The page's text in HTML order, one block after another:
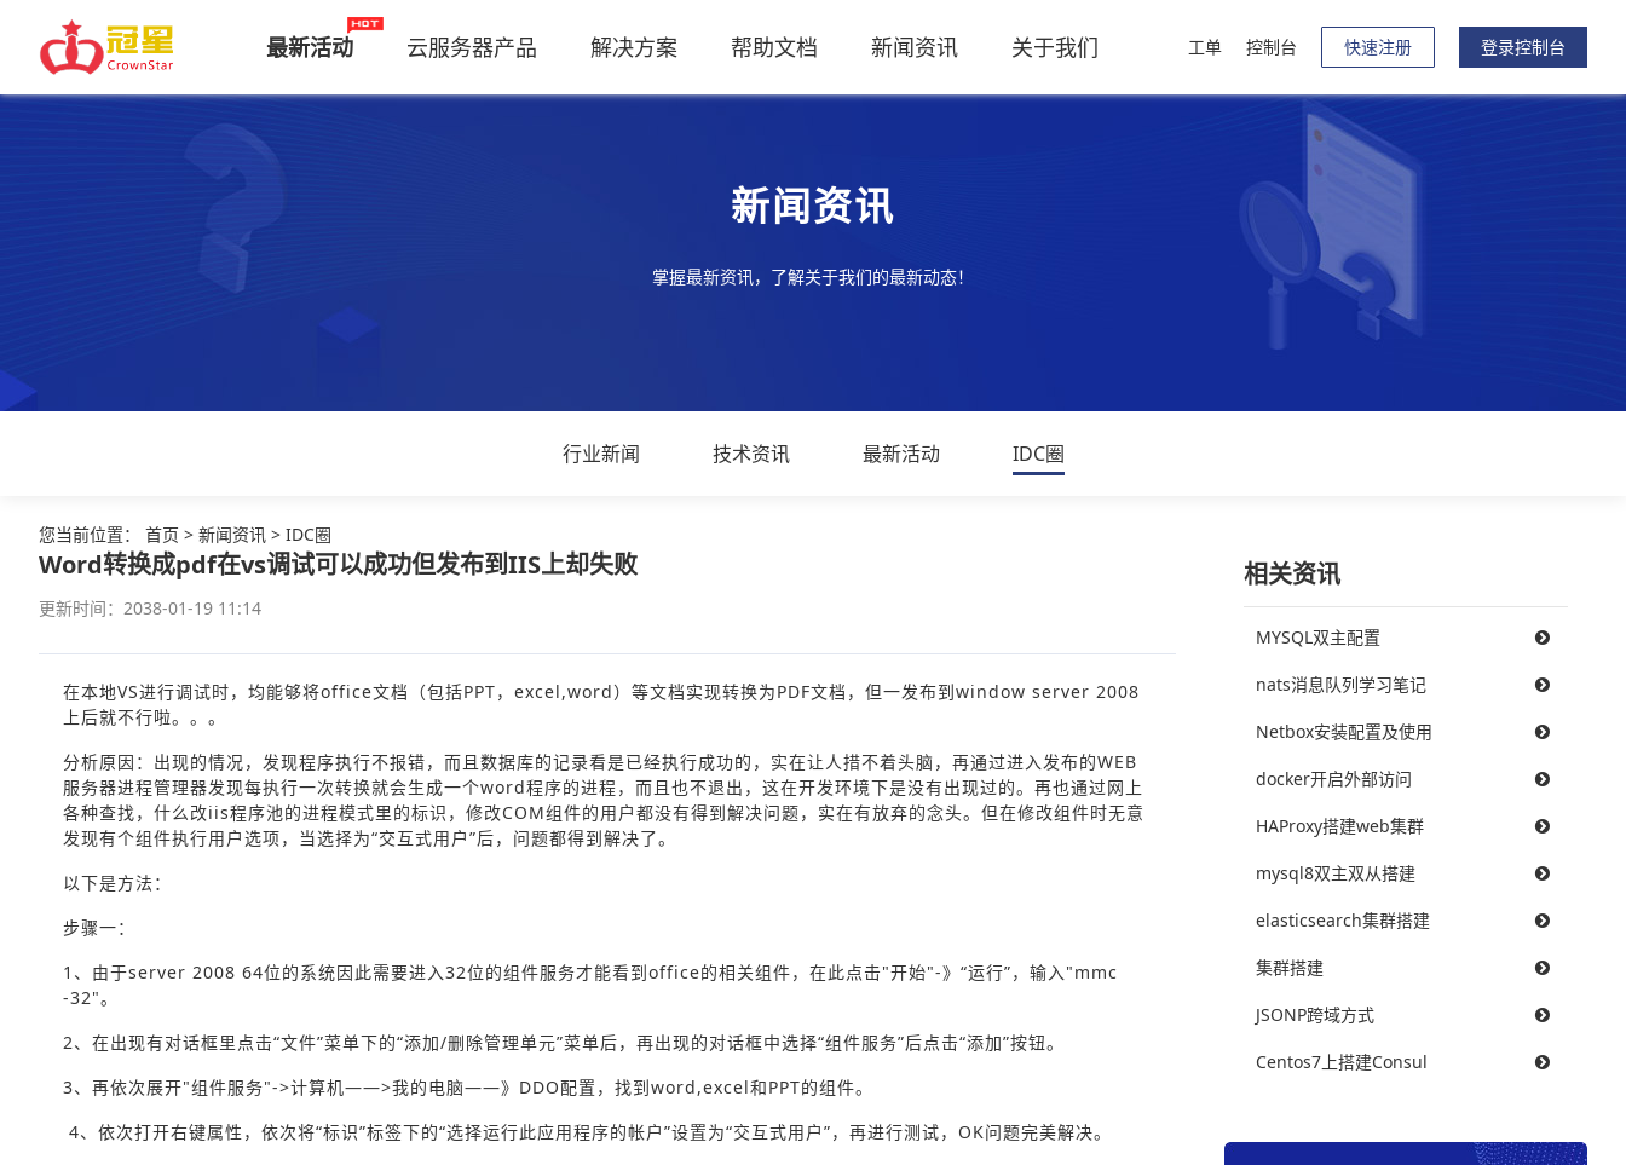
最新活动 云服务器产品 解决方案 帮助文档 新闻资讯 关于我们 工单 控制台 快速注册 登录控制台
新闻资讯
掌握最新资讯，了解关于我们的最新动态！
行业新闻 技术资讯 最新活动 IDC圈
您当前位置： 首页 > 新闻资讯 > IDC圈
Word转换成pdf在vs调试可以成功但发布到IIS上却失败
更新时间：2038-01-19 11:14
在本地VS进行调试时，均能够将office文档（包括PPT，excel,word）等文档实现转换为PDF文档，但一发布到window server 2008
上后就不行啦。。。
分析原因：出现的情况，发现程序执行不报错，而且数据库的记录看是已经执行成功的，实在让人措不着头脑，再通过进入发布的WEB
服务器进程管理器发现每执行一次转换就会生成一个word程序的进程，而且也不退出，这在开发环境下是没有出现过的。再也通过网上
各种查找，什么改iis程序池的进程模式里的标识，修改COM组件的用户都没有得到解决问题，实在有放弃的念头。但在修改组件时无意
发现有个组件执行用户选项，当选择为“交互式用户”后，问题都得到解决了。
以下是方法：
步骤一：
1、由于server 2008 64位的系统因此需要进入32位的组件服务才能看到office的相关组件，在此点击"开始"-》“运行”，输入"mmc
-32"。
2、在出现有对话框里点击“文件”菜单下的“添加/删除管理单元”菜单后，再出现的对话框中选择“组件服务”后点击“添加”按钮。
3、再依次展开"组件服务"->计算机——>我的电脑——》DDO配置，找到word,excel和PPT的组件。
4、依次打开右键属性，依次将“标识”标签下的“选择运行此应用程序的帐户”设置为“交互式用户”，再进行测试，OK问题完美解决。
相关资讯
MYSQL双主配置
nats消息队列学习笔记
Netbox安装配置及使用
docker开启外部访问
HAProxy搭建web集群
mysql8双主双从搭建
elasticsearch集群搭建
集群搭建
JSONP跨域方式
Centos7上搭建Consul